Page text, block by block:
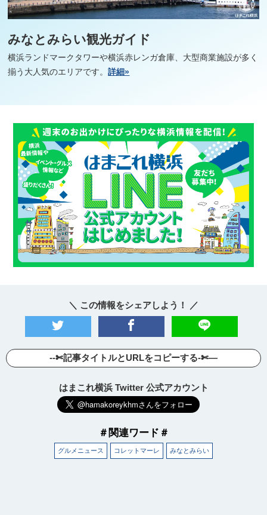
みなとみらい観光ガイド
横浜ランドマークタワーや横浜赤レンガ倉庫、大型商業施設が多く
揃う大人気のエリアです。詳細»
＼ この情報をシェアしよう！ ／
--✄記事タイトルとURLをコピーする-✄—
はまこれ横浜 Twitter 公式アカウント
＃関連ワード＃
グルメニュース コレットマーレ みなとみらい